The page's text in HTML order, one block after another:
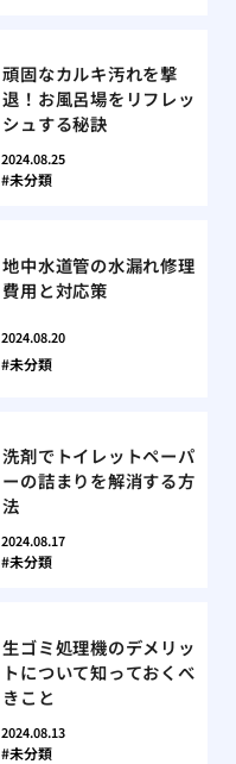
頑固なカルキ汚れを撃
退！お風呂場をリフレッ
シュする秘訣
2024.08.25
未分類
地中水道管の水漏れ修理
費用と対応策
2024.08.20
未分類
洗剤でトイレットペーパ
ーの詰まりを解消する方
法
2024.08.17
未分類
生ゴミ処理機のデメリッ
トについて知っておくべ
きこと
2024.08.13
未分類